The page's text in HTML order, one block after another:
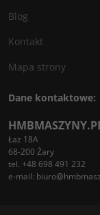
Blog
Kontakt
Mapa strony
Dane kontaktowe:
Łaz 18A
68-200 Żary
tel. +48 698 491 232
e-mail: